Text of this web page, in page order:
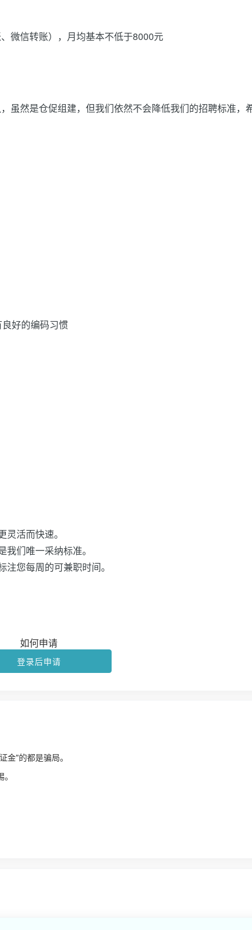
微信转账），月均基本不低于8000元
虽然是仓促组建，但我们依然不会降低我们的招聘标准，
好的编码习惯
活而快速。
们唯一采纳标准。
您每周的可兼职时间。
如何申请
登录后申请
金"的都是骗局。